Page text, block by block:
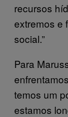
recursos
extremos e
social.”
Para
temos um
estamos